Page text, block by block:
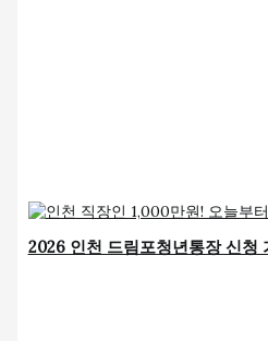
2026 인천 드림포청년통장 신청